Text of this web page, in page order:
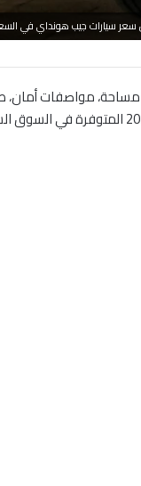
سيارات جيب هونداي في
مساحة، مواصفات
بنزين، وراحة في الاستخدام اليومي داخل المدن وعلى الخطوط السريعة. في هالمقالة بنستعرض لك بشكل مبسّط أفضل وأرخص